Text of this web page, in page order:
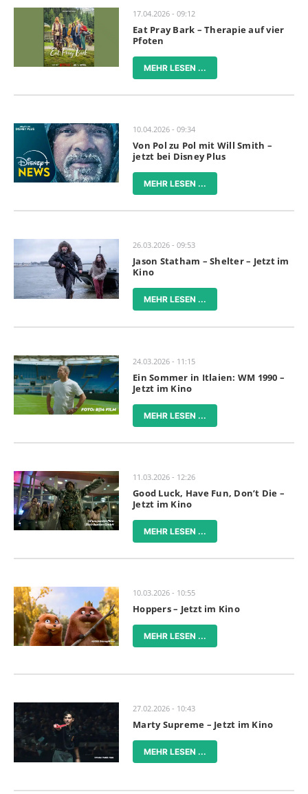
17.04.2026 - 09:12
Eat Pray Bark – Therapie auf vier
Pfoten
MEHR LESEN ...
10.04.2026 - 09:34
Von Pol zu Pol mit Will Smith –
jetzt bei Disney Plus
MEHR LESEN ...
26.03.2026 - 09:53
Jason Statham – Shelter – Jetzt im
Kino
MEHR LESEN ...
24.03.2026 - 11:15
Ein Sommer in Itlaien: WM 1990 –
Jetzt im Kino
MEHR LESEN ...
11.03.2026 - 12:26
Good Luck, Have Fun, Don’t Die –
Jetzt im Kino
MEHR LESEN ...
10.03.2026 - 10:55
Hoppers – Jetzt im Kino
MEHR LESEN ...
27.02.2026 - 10:43
Marty Supreme – Jetzt im Kino
MEHR LESEN ...